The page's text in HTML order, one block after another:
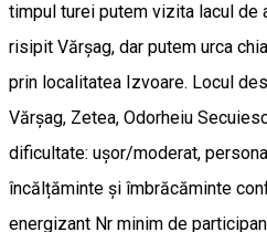
timpul turei putem vizita lacul de
risipit Vărșag, dar putem urca
prin localitatea Izvoare. Locul
Vărșag, Zetea, Odorheiu
dificultate: ușor/moderat,
încălțăminte și îmbrăcăminte
energizant Nr minim de